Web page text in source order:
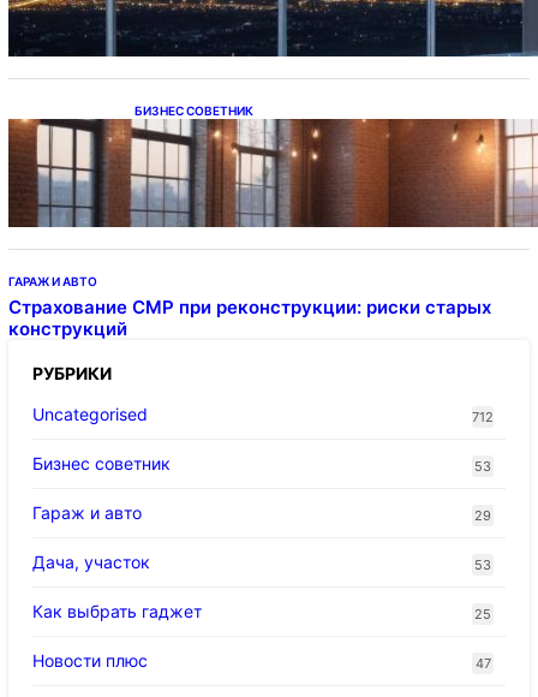
БИЗНЕС СОВЕТНИК
Подвесные светодиодные светильники на
тросе
ГАРАЖ И АВТО
Страхование СМР при реконструкции: риски старых
конструкций
РУБРИКИ
Uncategorised
712
Бизнес советник 53
Гараж и авто 29
Дача, участок 53
Как выбрать гаджет 25
Новости плюс 47